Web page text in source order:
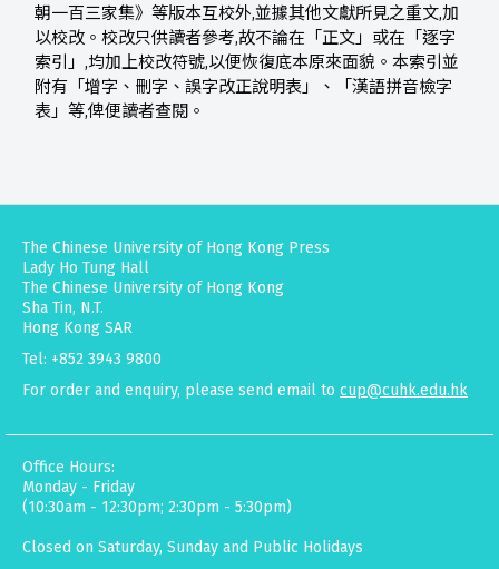
朝一百三家集》等版本互校外,並據其他文獻所見之重文,加
以校改。校改只供讀者參考,故不論在「正文」或在「逐字
索引」,均加上校改符號,以便恢復底本原來面貌。本索引並
附有「增字、刪字、誤字改正說明表」、「漢語拼音檢字
表」等,俾便讀者查閱。
The Chinese University of Hong Kong Press
Lady Ho Tung Hall
The Chinese University of Hong Kong
Sha Tin, N.T.
Hong Kong SAR
Tel: +852 3943 9800
For order and enquiry, please send email to cup@cuhk.edu.hk
Office Hours:
Monday - Friday
(10:30am - 12:30pm; 2:30pm - 5:30pm)
Closed on Saturday, Sunday and Public Holidays